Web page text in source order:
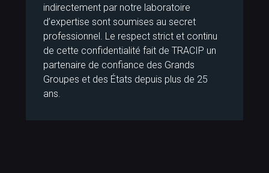
indirectement par notre laboratoire
d’expertise sont soumises au secret
professionnel. Le respect strict et continu
de cette confidentialité fait de TRACIP un
partenaire de confiance des Grands
Groupes et des États depuis plus de 25
ans.